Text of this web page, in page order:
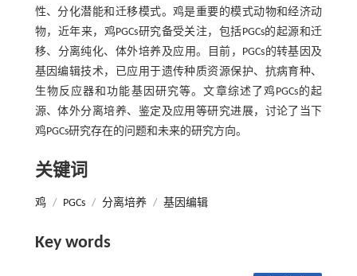
性、分化潜能和迁移模式。鸡是重要的模式动物和经济动
物，近年来，鸡PGCs研究备受关注，包括PGCs的起源和迁
移、分离纯化、体外培养及应用。目前，PGCs的转基因及
基因编辑技术，已应用于遗传种质资源保护、抗病育种、
生物反应器和功能基因研究等。文章综述了鸡PGCs的起
源、体外分离培养、鉴定及应用等研究进展，讨论了当下
鸡PGCs研究存在的问题和未来的研究方向。
关键词
鸡 / PGCs / 分离培养 / 基因编辑
Key words